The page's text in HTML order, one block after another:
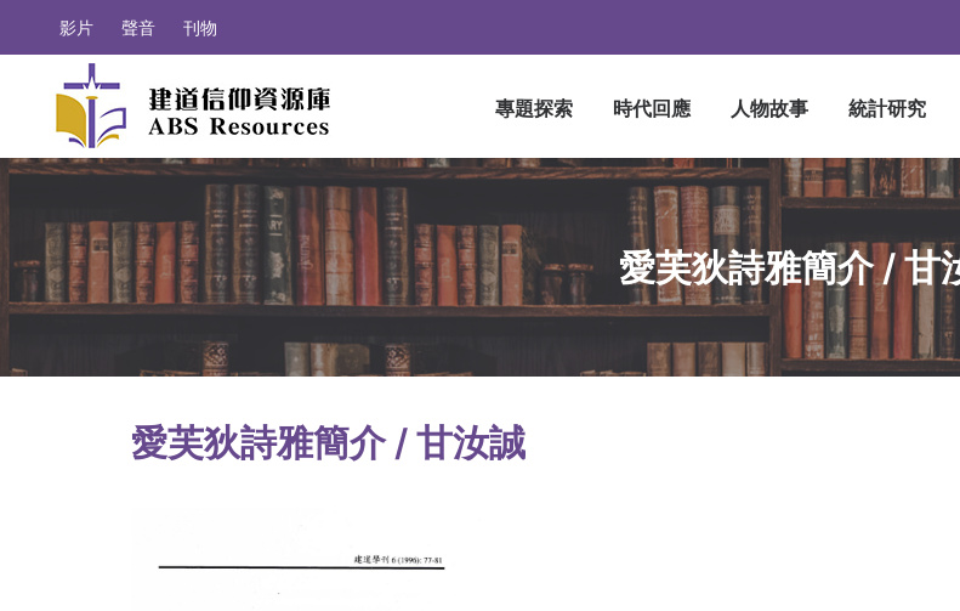
影片 聲音 刊物
專題探索 時代回應 人物故事 統計研究
愛芙狄詩雅簡介 / 甘
愛芙狄詩雅簡介 / 甘汝誠